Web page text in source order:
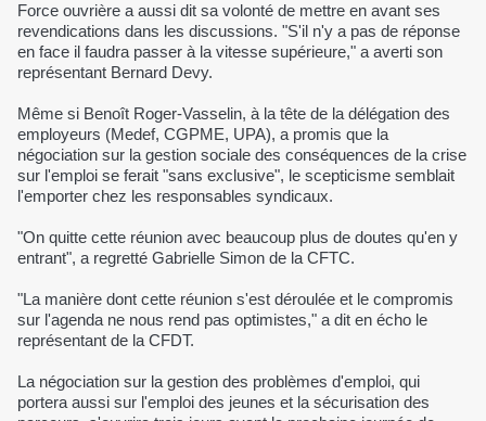
Force ouvrière a aussi dit sa volonté de mettre en avant ses
revendications dans les discussions. "S'il n'y a pas de réponse
en face il faudra passer à la vitesse supérieure," a averti son
représentant Bernard Devy.
Même si Benoît Roger-Vasselin, à la tête de la délégation des
employeurs (Medef, CGPME, UPA), a promis que la
négociation sur la gestion sociale des conséquences de la crise
sur l'emploi se ferait "sans exclusive", le scepticisme semblait
l'emporter chez les responsables syndicaux.
"On quitte cette réunion avec beaucoup plus de doutes qu'en y
entrant", a regretté Gabrielle Simon de la CFTC.
"La manière dont cette réunion s'est déroulée et le compromis
sur l'agenda ne nous rend pas optimistes," a dit en écho le
représentant de la CFDT.
La négociation sur la gestion des problèmes d'emploi, qui
portera aussi sur l'emploi des jeunes et la sécurisation des